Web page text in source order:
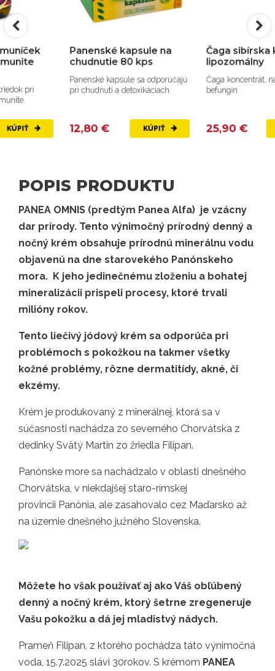
Panenské kapsule na
chudnutie 80 kps
Panenské kapsule sa odporúčajú
pri chudnutí a detoxikáciach.
12,80 € KÚPIŤ
Čaga sibírska koncentrát
lipozomálny
Čaga koncentrát, náhrada za
befungin
25,90 € KÚPIŤ
POPIS PRODUKTU
PANEA OMNIS (predtým Panea Alfa) je vzácny
dar prírody. Tento výnimočný prírodný denný a
nočný krém obsahuje prírodnú minerálnu vodu
objavenú na dne starovekého Panónskeho
mora. K jeho jedinečnému zloženiu a bohatej
mineralizácii prispeli procesy, ktoré trvali
milióny rokov.
Tento liečivý jódový krém sa odporúča pri
problémoch s pokožkou na takmer všetky
kožné problémy, rôzne dermatitídy, akné, či
ekzémy.
Krém je produkovaný z minerálnej, ktorá sa v
súčasnosti nachádza zo severného Chorvátska z
dedinky Svätý Martin zo žriedla Filipan.
Panónske more sa nachádzalo v oblasti dnešného
Chorvátska, v niekdajšej staro-rímskej
provincii Panónia, ale zasahovalo cez Maďarsko až
na územie dnešného južného Slovenska.
Môžete ho však používať aj ako Váš obľúbený
denný a nočný krém, ktorý šetrne zregeneruje
Vašu pokožku a dá jej mladistvý nádych.
Prameň Filipan, z ktorého pochádza táto výnimočná
voda, 15.7.2025 slávi 30rokov. S krémom PANEA